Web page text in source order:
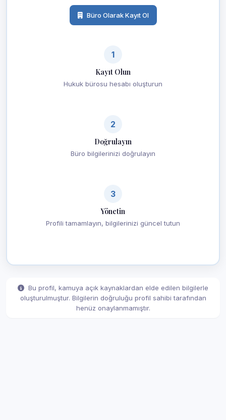
Büro Olarak Kayıt Ol
1
Kayıt Olun
Hukuk bürosu hesabı oluşturun
2
Doğrulayın
Büro bilgilerinizi doğrulayın
3
Yönetin
Profili tamamlayın, bilgilerinizi güncel tutun
Bu profil, kamuya açık kaynaklardan elde edilen bilgilerle
oluşturulmuştur. Bilgilerin doğruluğu profil sahibi tarafından
henüz onaylanmamıştır.